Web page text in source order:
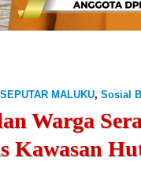
SEPUTAR MALUKU, Sosial
Warga
Kawasan